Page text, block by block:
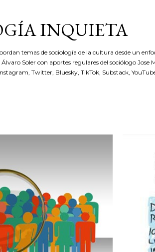
INQUIETA
temas de sociología de la cultura desde un
Soler con aportes regulares del sociólogo Jose
Twitter, Bluesky, TikTok, Substack,